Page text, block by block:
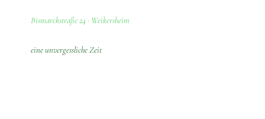
Bismarckstraße 24 · Weikersheim
eine unvergessliche Zeit